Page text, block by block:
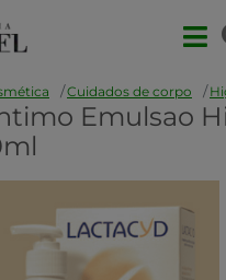
Cuidados de corpo
Emulsao